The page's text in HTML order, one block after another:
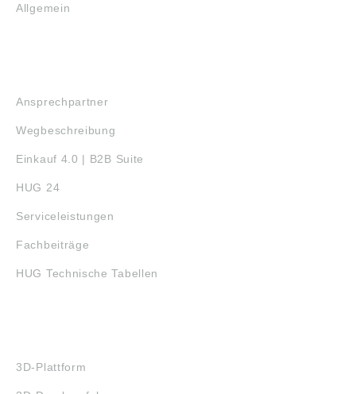
Allgemein
Ansprechpartner
Wegbeschreibung
Einkauf 4.0 | B2B Suite
HUG 24
Serviceleistungen
Fachbeiträge
HUG Technische Tabellen
3D-Plattform